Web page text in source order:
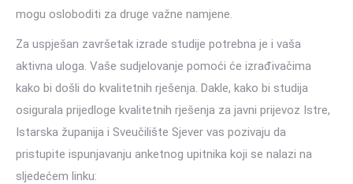
mogu osloboditi za druge važne namjene.
Za uspješan završetak izrade studije potrebna je i vaša
aktivna uloga. Vaše sudjelovanje pomoći će izrađivačima
kako bi došli do kvalitetnih rješenja. Dakle, kako bi studija
osigurala prijedloge kvalitetnih rješenja za javni prijevoz Istre,
Istarska županija i Sveučilište Sjever vas pozivaju da
pristupite ispunjavanju anketnog upitnika koji se nalazi na
sljedećem linku: